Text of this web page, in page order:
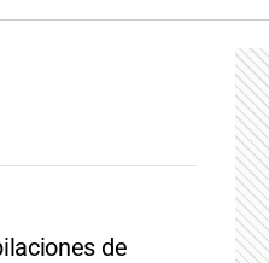
de